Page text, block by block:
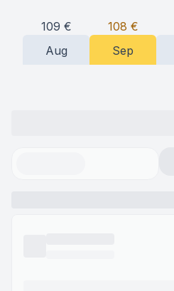
109 €
Aug
108 €
Sep